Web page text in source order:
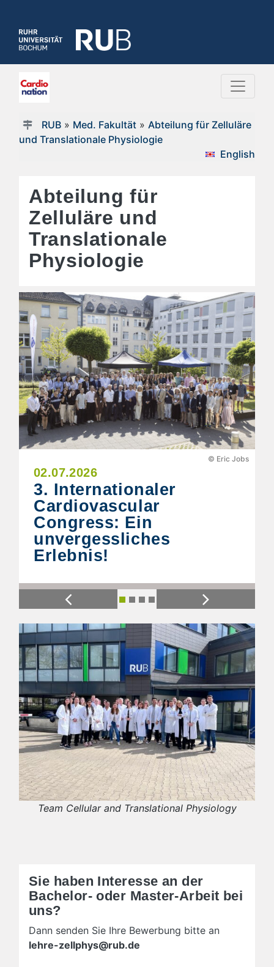
RUB» Med. Fakultät» Abteilung für Zelluläre
und Translationale Physiologie
English
Abteilung für
Zelluläre und
Translationale
Physiologie
02.07.2026
3. Internationaler
Cardiovascular
Congress: Ein
unvergessliches
Erlebnis!
© Eric Jobs
Previous Next
Team Cellular and Translational Physiology
Sie haben Interesse an der
Bachelor- oder Master-Arbeit bei
uns?
Dann senden Sie Ihre Bewerbung bitte an
lehre-zellphys@rub.de